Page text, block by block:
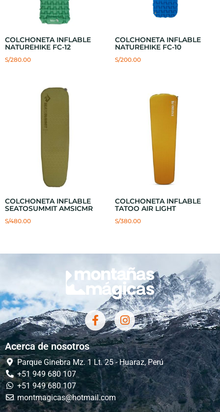
COLCHONETA INFLABLE
NATUREHIKE FC-12
S/280.00
COLCHONETA INFLABLE
NATUREHIKE FC-10
S/200.00
COLCHONETA INFLABLE
SEATOSUMMIT AMSICMR
S/480.00
COLCHONETA INFLABLE
TATOO AIR LIGHT
S/380.00
Acerca de nosotros
Parque Ginebra Mz. 1 Lt. 25 - Huaraz, Perú
+51 949 680 107
+51 949 680 107
montmagicas@hotmail.com